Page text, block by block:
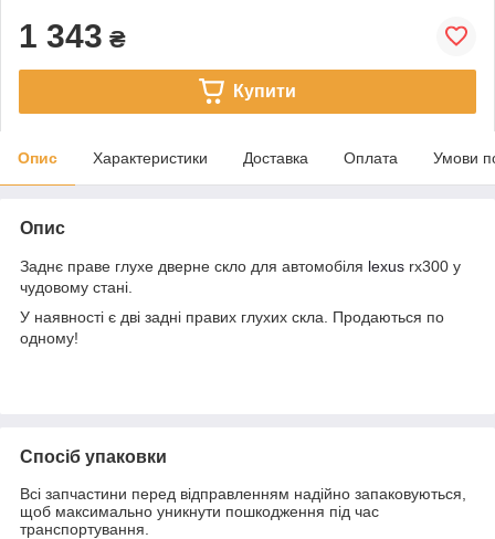
1 343 ₴
Купити
Опис Характеристики Доставка Оплата Умови
Опис
Заднє праве глухе дверне скло для автомобіля lexus rx300 у
чудовому стані.
У наявності є дві задні правих глухих скла. Продаються по
одному!
Спосіб упаковки
Всі запчастини перед відправленням надійно запаковуються,
щоб максимально уникнути пошкодження під час
транспортування.